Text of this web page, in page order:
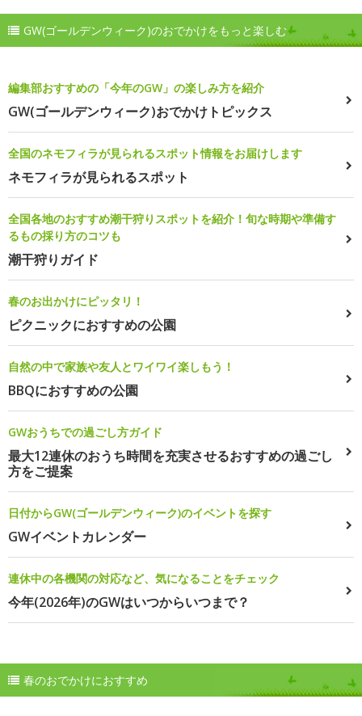
GW(ゴールデンウィーク)のおでかけをもっと楽しむ
編集部おすすめの「今年のGW」の楽しみ方を紹介
GW(ゴールデンウィーク)おでかけトピックス
全国のネモフィラが見られるスポット情報をお届けします
ネモフィラが見られるスポット
全国各地のおすすめ潮干狩りスポットを紹介！旬な時期や準備す
るもの採り方のコツも
潮干狩りガイド
春のお出かけにピッタリ！
ピクニックにおすすめの公園
自然の中で家族や友人とワイワイ楽しもう！
BBQにおすすめの公園
GWおうちでの過ごし方ガイド
最大12連休のおうち時間を充実させるおすすめの過ごし
方をご提案
日付からGW(ゴールデンウィーク)のイベントを探す
GWイベントカレンダー
連休中の各機関の対応など、気になることをチェック
今年(2026年)のGWはいつからいつまで？
春のおでかけにおすすめ